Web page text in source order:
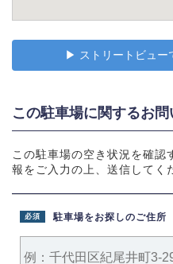
▶︎ ストリートビュー
この駐車場に関するお
この駐車場の空き状況を確認
報をご入力の上、送信してく
駐車場をお探しのご住所
必須